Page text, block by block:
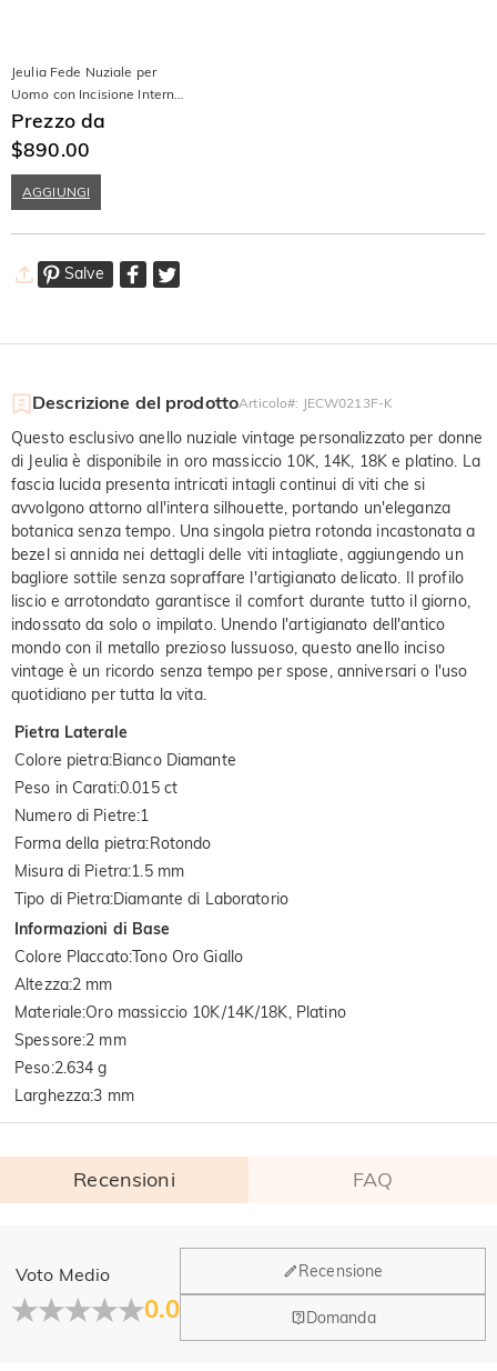
Jeulia Fede Nuziale per
Uomo con Incisione Interna
Vite in Oro 10K/14K/18K e
Platino
Prezzo da
$890.00
AGGIUNGI
Salve
Descrizione del prodottoArticolo#: JECW0213F-K
Questo esclusivo anello nuziale vintage personalizzato per donne
di Jeulia è disponibile in oro massiccio 10K, 14K, 18K e platino. La
fascia lucida presenta intricati intagli continui di viti che si
avvolgono attorno all'intera silhouette, portando un'eleganza
botanica senza tempo. Una singola pietra rotonda incastonata a
bezel si annida nei dettagli delle viti intagliate, aggiungendo un
bagliore sottile senza sopraffare l'artigianato delicato. Il profilo
liscio e arrotondato garantisce il comfort durante tutto il giorno,
indossato da solo o impilato. Unendo l'artigianato dell'antico
mondo con il metallo prezioso lussuoso, questo anello inciso
vintage è un ricordo senza tempo per spose, anniversari o l'uso
quotidiano per tutta la vita.
Pietra Laterale
Colore pietra:Bianco Diamante
Peso in Carati:0.015 ct
Numero di Pietre:1
Forma della pietra:Rotondo
Misura di Pietra:1.5 mm
Tipo di Pietra:Diamante di Laboratorio
Informazioni di Base
Colore Placcato:Tono Oro Giallo
Altezza:2 mm
Materiale:Oro massiccio 10K/14K/18K, Platino
Spessore:2 mm
Peso:2.634 g
Larghezza:3 mm
Recensioni FAQ
Voto Medio
0.0
Recensione
Domanda
Generale
Dove si trova la tua azienda?
La sede principale è a Los Angeles, in California, mentre il